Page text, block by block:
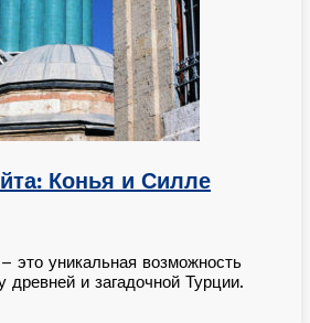
Конья и Силле
это уникальная возможность
древней и загадочной Турции.